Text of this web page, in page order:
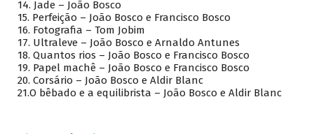
14. Jade – João Bosco
15. Perfeição – João Bosco e Francisco Bosco
16. Fotografia – Tom Jobim
17. Ultraleve – João Bosco e Arnaldo Antunes
18. Quantos rios – João Bosco e Francisco Bosco
19. Papel machê – João Bosco e Francisco Bosco
20. Corsário – João Bosco e Aldir Blanc
21.O bêbado e a equilibrista – João Bosco e Aldir Blanc